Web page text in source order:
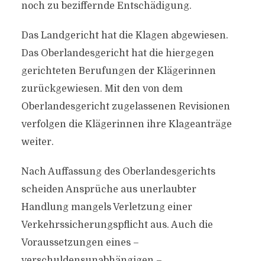
noch zu beziffernde Entschädigung.
Das Landgericht hat die Klagen abgewiesen.
Das Oberlandesgericht hat die hiergegen
gerichteten Berufungen der Klägerinnen
zurückgewiesen. Mit den von dem
Oberlandesgericht zugelassenen Revisionen
verfolgen die Klägerinnen ihre Klageanträge
weiter.
Nach Auffassung des Oberlandesgerichts
scheiden Ansprüche aus unerlaubter
Handlung mangels Verletzung einer
Verkehrssicherungspflicht aus. Auch die
Voraussetzungen eines –